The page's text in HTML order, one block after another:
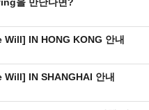
IN HONG KONG 안내
IN SHANGHAI 안내